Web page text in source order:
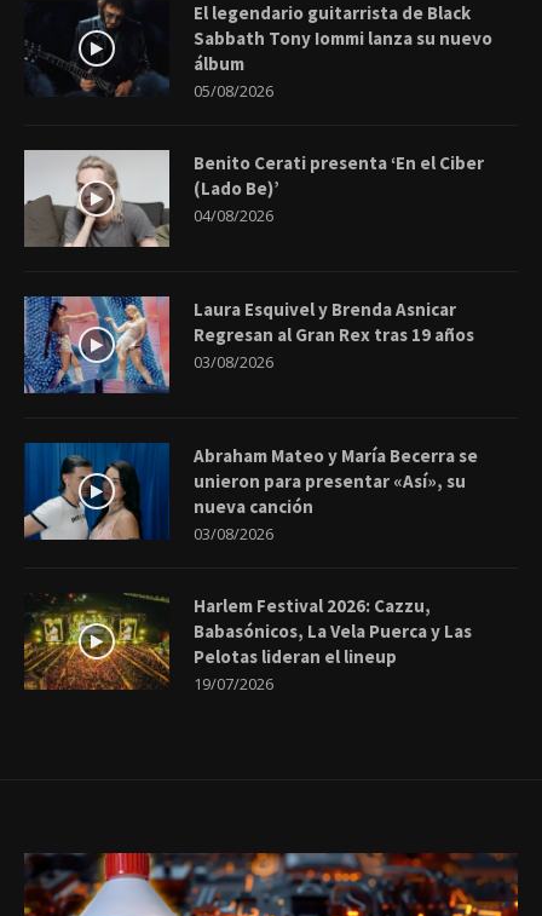
El legendario guitarrista de Black
Sabbath Tony Iommi lanza su nuevo
álbum
05/08/2026
Benito Cerati presenta ‘En el Ciber
(Lado Be)’
04/08/2026
Laura Esquivel y Brenda Asnicar
Regresan al Gran Rex tras 19 años
03/08/2026
Abraham Mateo y María Becerra se
unieron para presentar «Así», su
nueva canción
03/08/2026
Harlem Festival 2026: Cazzu,
Babasónicos, La Vela Puerca y Las
Pelotas lideran el lineup
19/07/2026